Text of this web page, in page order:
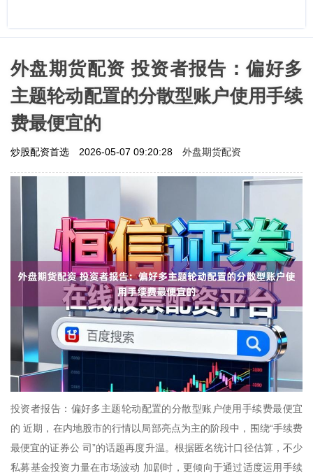
外盘期货配资 投资者报告：偏好多
主题轮动配置的分散型账户使用手续
费最便宜的
炒股配资首选 2026-05-07 09:20:28 外盘期货配资
投资者报告：偏好多主题轮动配置的分散型账户使用手续费最便宜
的 近期，在内地股市的行情以局部亮点为主的阶段中，围绕“手续费
最便宜的证券公 司”的话题再度升温。根据匿名统计口径估算，不少
私募基金投资力量在市场波动 加剧时，更倾向于通过适度运用手续